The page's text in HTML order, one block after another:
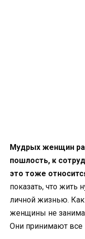
Мудрых женщин
пошлость, к
это тоже
показать, что жить
личной жизнью.
женщины не
Они принимают все